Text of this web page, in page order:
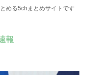
める5chまとめサイトです
報